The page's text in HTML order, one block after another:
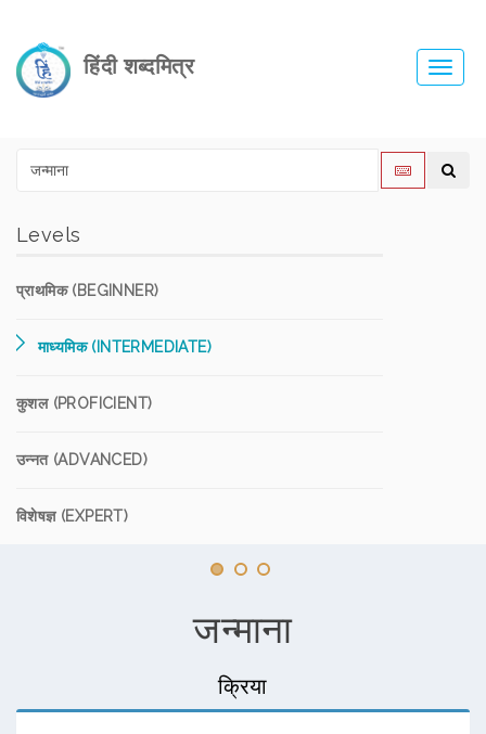
हिंदी शब्दमित्र
Levels
प्राथमिक (BEGINNER)
माध्यमिक (INTERMEDIATE)
कुशल (PROFICIENT)
उन्नत (ADVANCED)
विशेषज्ञ (EXPERT)
जन्माना
क्रिया